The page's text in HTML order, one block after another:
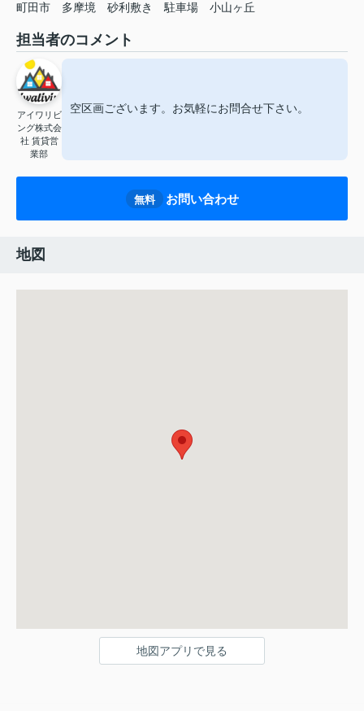
町田市 多摩境 砂利敷き 駐車場 小山ヶ丘
担当者のコメント
アイワリビ
ング株式会
社 賃貸営
業部
空区画ございます。お気軽にお問合せ下さい。
無料 お問い合わせ
地図
地図アプリで見る